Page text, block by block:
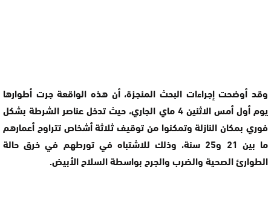
وقد أوضحت إجراءات البحث المنجزة، أن هذه الواقعة جرت أطوارها
يوم أول أمس الاثنين 4 ماي الجاري، حيث تدخل عناصر الشرطة بشكل
فوري بمكان النازلة وتمكنوا من توقيف ثلاثة أشخاص تتراوح أعمارهم
ما بين 21 و25 سنة، وذلك للاشتباه في تورطهم في خرق حالة
الطوارئ الصحية والضرب والجرح بواسطة السلاح الأبيض.